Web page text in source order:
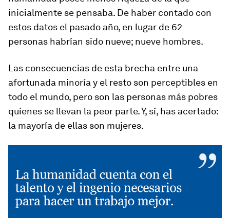
inicialmente se pensaba. De haber contado con
estos datos el pasado año, en lugar de 62
personas habrían sido nueve; nueve hombres.
Las consecuencias de esta brecha entre una
afortunada minoría y el resto son perceptibles en
todo el mundo, pero son las personas más pobres
quienes se llevan la peor parte. Y, sí, has acertado:
la mayoría de ellas son mujeres.